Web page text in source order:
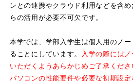
ンとの連携やクラウド利用などを含
らの活用が必要不可欠です。
本学では、学部入学生は個人用のノ
ることにしています。
入学の際には
いただくようあらかじめご了承くださ
パソコンの性能要件や必要な初期設